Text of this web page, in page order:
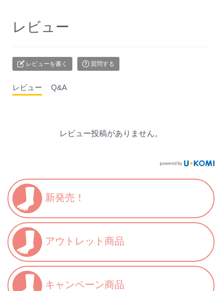
レビュー
レビューを書く 質問する
レビュー Q&A
レビュー投稿がありません。
新発売！
アウトレット商品
キャンペーン商品